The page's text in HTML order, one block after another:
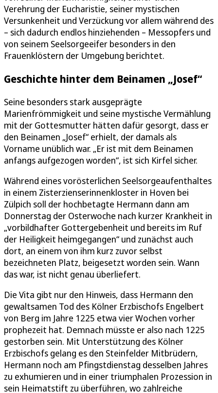
Verehrung der Eucharistie, seiner mystischen
Versunkenheit und Verzückung vor allem während des
– sich dadurch endlos hinziehenden – Messopfers und
von seinem Seelsorgeeifer besonders in den
Frauenklöstern der Umgebung berichtet.
Geschichte hinter dem Beinamen „Josef“
Seine besonders stark ausgeprägte
Marienfrömmigkeit und seine mystische Vermählung
mit der Gottesmutter hätten dafür gesorgt, dass er
den Beinamen „Josef“ erhielt, der damals als
Vorname unüblich war. „Er ist mit dem Beinamen
anfangs aufgezogen worden“, ist sich Kirfel sicher.
Während eines vorösterlichen Seelsorgeaufenthaltes
in einem Zisterzienserinnenkloster in Hoven bei
Zülpich soll der hochbetagte Hermann dann am
Donnerstag der Osterwoche nach kurzer Krankheit in
„vorbildhafter Gottergebenheit und bereits im Ruf
der Heiligkeit heimgegangen“ und zunächst auch
dort, an einem von ihm kurz zuvor selbst
bezeichneten Platz, beigesetzt worden sein. Wann
das war, ist nicht genau überliefert.
Die Vita gibt nur den Hinweis, dass Hermann den
gewaltsamen Tod des Kölner Erzbischofs Engelbert
von Berg im Jahre 1225 etwa vier Wochen vorher
prophezeit hat. Demnach müsste er also nach 1225
gestorben sein. Mit Unterstützung des Kölner
Erzbischofs gelang es den Steinfelder Mitbrüdern,
Hermann noch am Pfingstdienstag desselben Jahres
zu exhumieren und in einer triumphalen Prozession in
sein Heimatstift zu überführen, wo zahlreiche